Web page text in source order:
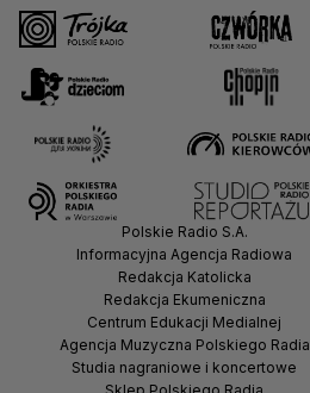
Polskie Radio S.A.
Informacyjna Agencja Radiowa
Redakcja Katolicka
Redakcja Ekumeniczna
Centrum Edukacji Medialnej
Agencja Muzyczna Polskiego Radia
Studia nagraniowe i koncertowe